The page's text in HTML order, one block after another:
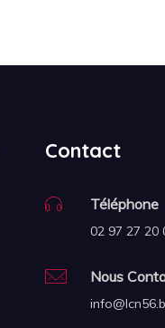
Contact
Téléphone
02 97 27 20
Nous